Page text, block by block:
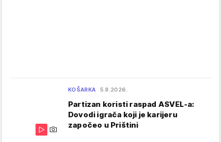
KOŠARKA 5.8.2026.
Partizan koristi raspad ASVEL-a:
Dovodi igrača koji je karijeru
započeo u Prištini